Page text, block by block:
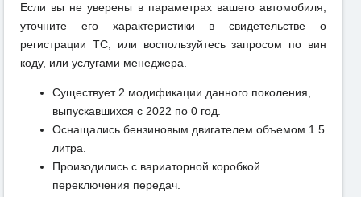
Если вы не уверены в параметрах вашего автомобиля,
уточните его характеристики в свидетельстве о
регистрации ТС, или воспользуйтесь запросом по вин
коду, или услугами менеджера.
Существует 2 модификации данного поколения,
выпускавшихся с 2022 по 0 год.
Оснащались бензиновым двигателем объемом 1.5
литра.
Произодились с вариаторной коробкой
переключения передач.